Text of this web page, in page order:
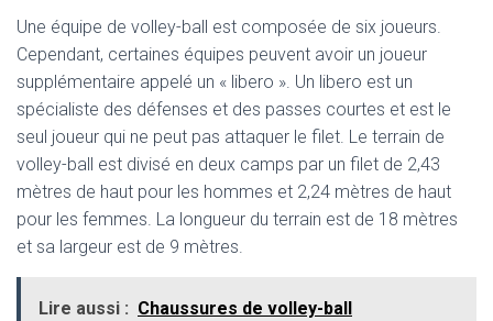
Une équipe de volley-ball est composée de six joueurs.
Cependant, certaines équipes peuvent avoir un joueur
supplémentaire appelé un « libero ». Un libero est un
spécialiste des défenses et des passes courtes et est le
seul joueur qui ne peut pas attaquer le filet. Le terrain de
volley-ball est divisé en deux camps par un filet de 2,43
mètres de haut pour les hommes et 2,24 mètres de haut
pour les femmes. La longueur du terrain est de 18 mètres
et sa largeur est de 9 mètres.
Lire aussi : Chaussures de volley-ball